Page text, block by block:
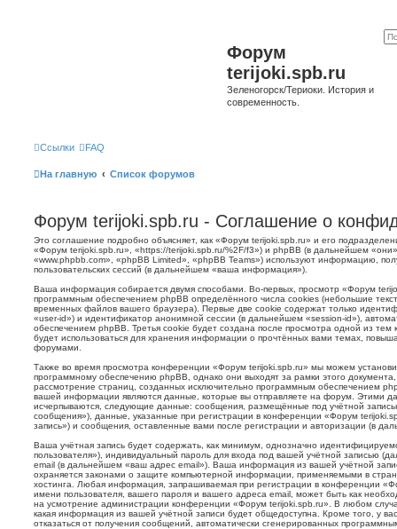
Форум
terijoki.spb.ru
Зеленогорск/Териоки. История и
современность.
Ссылки FAQ
На главную Список форумов
Форум terijoki.spb.ru - Соглашение о
Это соглашение подробно объясняет, как «Форум terijoki.spb.ru» и его
«Форум terijoki.spb.ru», «https://terijoki.spb.ru/%2F/f3») и phpBB (в дальнейшем
«www.phpbb.com», «phpBB Limited», «phpBB Teams») используют информацию,
пользовательских сессий (в дальнейшем «ваша информация»).
Ваша информация собирается двумя способами. Во-первых, просмотр «Форум
программным обеспечением phpBB определённого числа cookies (небольшие
временных файлов вашего браузера). Первые две cookie содержат только
«user-id») и идентификатор анонимной сессии (в дальнейшем «session-id»),
обеспечением phpBB. Третья cookie будет создана после просмотра одной из
будет использоваться для хранения информации о прочтённых вами темах,
форумами.
Также во время просмотра конференции «Форум terijoki.spb.ru» мы можем
программному обеспечению phpBB, однако они выходят за рамки этого документа,
рассмотрение страниц, созданных исключительно программным обеспечением
вашей информации являются данные, которые вы отправляете на форум. Этими
исчерпываются, следующие данные: сообщения, размещённые под учётной
сообщения»), данные, указанные при регистрации в конференции «Форум
запись») и сообщения, оставленные вами после регистрации и авторизации (в
Ваша учётная запись будет содержать, как минимум, однозначно
пользователя»), индивидуальный пароль для входа под вашей учётной записью
email (в дальнейшем «ваш адрес email»). Ваша информация из вашей учётной
охраняется законами о защите компьютерной информации, применяемыми в
хостинга. Любая информация, запрашиваемая при регистрации в конференции
имени пользователя, вашего пароля и вашего адреса email, может быть как
на усмотрение администрации конференции «Форум terijoki.spb.ru». В любом
какая информация из вашей учётной записи будет общедоступна. Кроме того, у
отказаться от получения сообщений, автоматически сгенерированных